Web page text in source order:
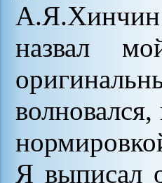
назвал
Я выписал